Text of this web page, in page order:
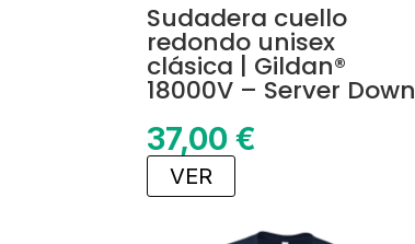
Sudadera cuello
redondo unisex
clásica | Gildan®
18000V – Server Down
37,00€
VER